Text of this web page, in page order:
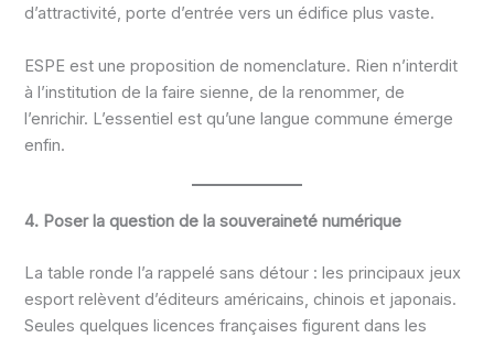
d’attractivité, porte d’entrée vers un édifice plus vaste.
ESPE est une proposition de nomenclature. Rien n’interdit
à l’institution de la faire sienne, de la renommer, de
l’enrichir. L’essentiel est qu’une langue commune émerge
enfin.
4. Poser la question de la souveraineté numérique
La table ronde l’a rappelé sans détour : les principaux jeux
esport relèvent d’éditeurs américains, chinois et japonais.
Seules quelques licences françaises figurent dans les